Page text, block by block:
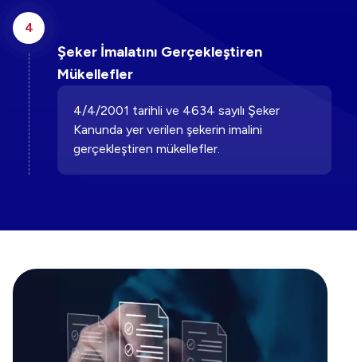
4
Şeker İmalatını Gerçekleştiren
Mükellefler
4/4/2001 tarihli ve 4634 sayılı Şeker
Kanunda yer verilen şekerin imalini
gerçekleştiren mükellefler.